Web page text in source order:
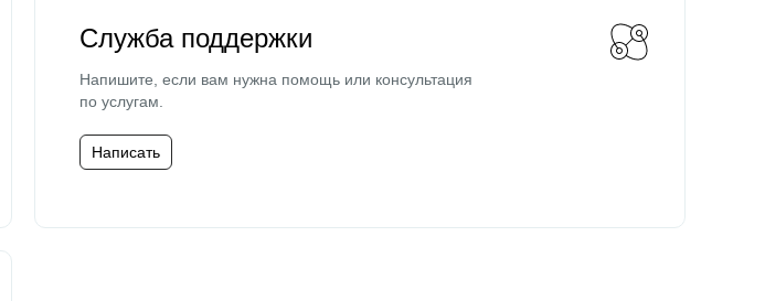
Служба поддержки
Напишите, если вам нужна помощь или консультация
по услугам.
Написать